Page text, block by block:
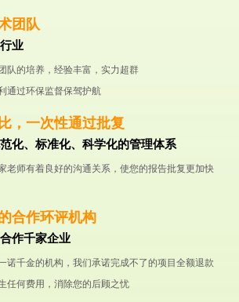
团队
业
队的培养，经验丰富，实力超群
通过环保监督保驾护航
，一次性通过批复
化、标准化、科学化的管理体系
老师有着良好的沟通关系，使您的报告批复更加快
合作环评机构
作千家企业
诺千金的机构，我们承诺完成不了的项目全额退款
任何费用，消除您的后顾之忧